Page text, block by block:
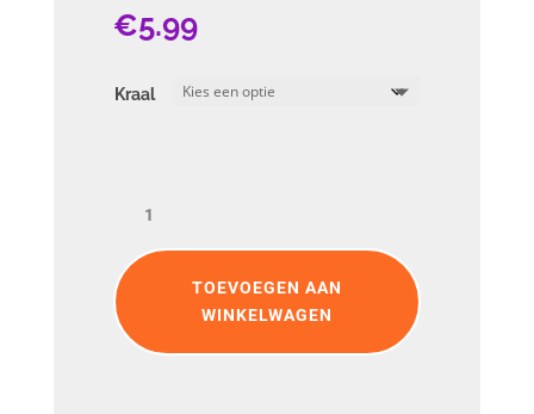
€5.99
Kraal
bloem
aantal
TOEVOEGEN AAN
WINKELWAGEN